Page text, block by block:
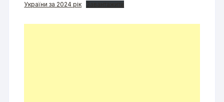
України за 2024 рік
Завантажити